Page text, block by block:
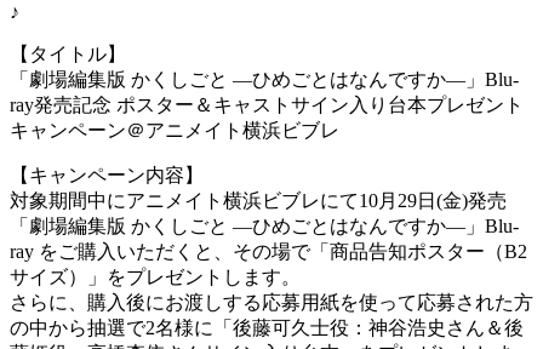
♪
【タイトル】
「劇場編集版 かくしごと ―ひめごとはなんですか―」Blu-
ray発売記念 ポスター＆キャストサイン入り台本プレゼント
キャンペーン＠アニメイト横浜ビブレ
【キャンペーン内容】
対象期間中にアニメイト横浜ビブレにて10月29日(金)発売
「劇場編集版 かくしごと ―ひめごとはなんですか―」Blu-
ray をご購入いただくと、その場で「商品告知ポスター（B2
サイズ）」をプレゼントします。
さらに、購入後にお渡しする応募用紙を使って応募された方
の中から抽選で2名様に「後藤可久士役：神谷浩史さん＆後